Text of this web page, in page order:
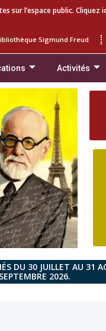
sur l’espace public.
Sigmund Freud
Activités
DU 30 JUILLET AU 31
2026.